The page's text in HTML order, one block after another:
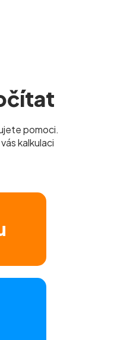
pomoci.
kalkulaci